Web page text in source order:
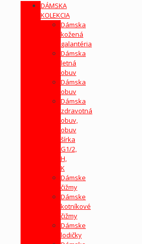
DÁMSKA
KOLEKCIA
Dámska
kožená
galantéria
Dámska
letná
obuv
Dámska
obuv
Dámska
zdravotná
obuv,
obuv
šírka
G1/2,
H,
K
Dámske
čižmy
Dámske
kotníkové
čižmy
Dámske
lodičky